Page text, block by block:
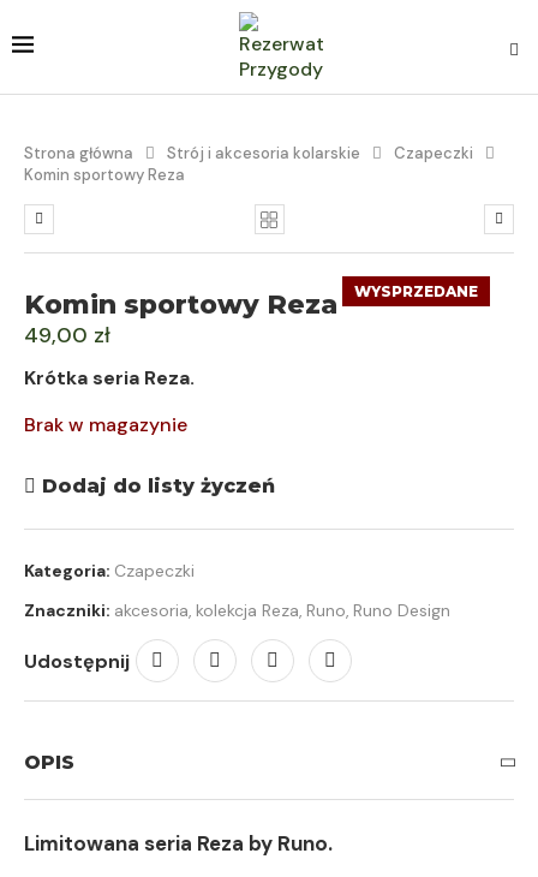
Strona główna Strój i akcesoria kolarskie
Czapeczki
Komin sportowy Reza
WYSPRZEDANE
Komin sportowy Reza
49,00 zł
Krótka seria Reza.
Brak w magazynie
Dodaj do listy życzeń
Kategoria: Czapeczki
Znaczniki: akcesoria, kolekcja Reza, Runo, Runo Design
Udostępnij
OPIS
Limitowana seria Reza by Runo.